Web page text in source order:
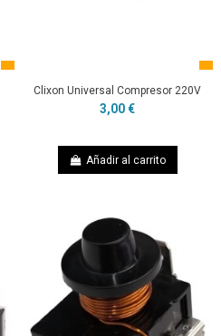
Clixon Universal Compresor 220V
3,00 €
Añadir al carrito